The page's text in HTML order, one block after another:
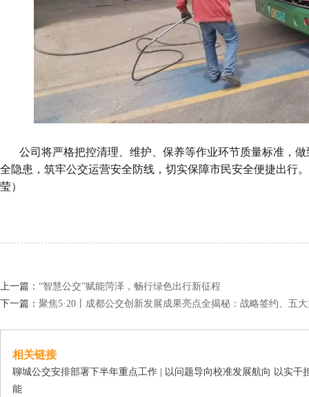
公司将严格把控清理、维护、保养等作业环节质量标准，
全隐患，筑牢公交运营安全防线，切实保障市民安全便捷出行
莹）
上一篇： “智慧公交”赋能菏泽，畅行绿色出行新征程
下一篇： 聚焦5·20丨成都公交创新发展成果亮点全揭秘：战略签约、
相关链接
聊城公交安排部署下半年重点工作 | 以问题导向校准发展航向 以实干
能